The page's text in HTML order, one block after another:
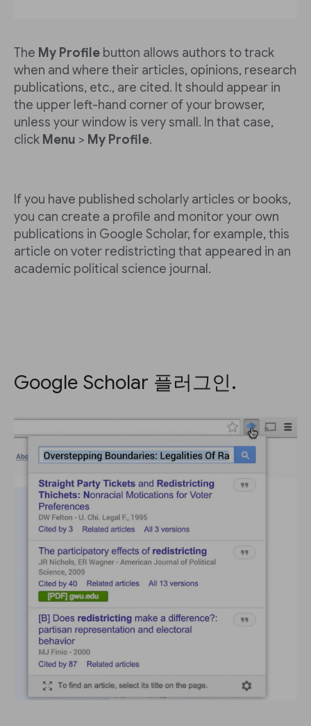
The My Profile button allows authors to track
when and where their articles, opinions, research
publications, etc., are cited. It should appear in
the upper left-hand corner of your browser,
unless your window is very small. In that case,
click Menu > My Profile.
If you have published scholarly articles or books,
you can create a profile and monitor your own
publications in Google Scholar, for example, this
article on voter redistricting that appeared in an
academic political science journal.
Google Scholar 플러그인.